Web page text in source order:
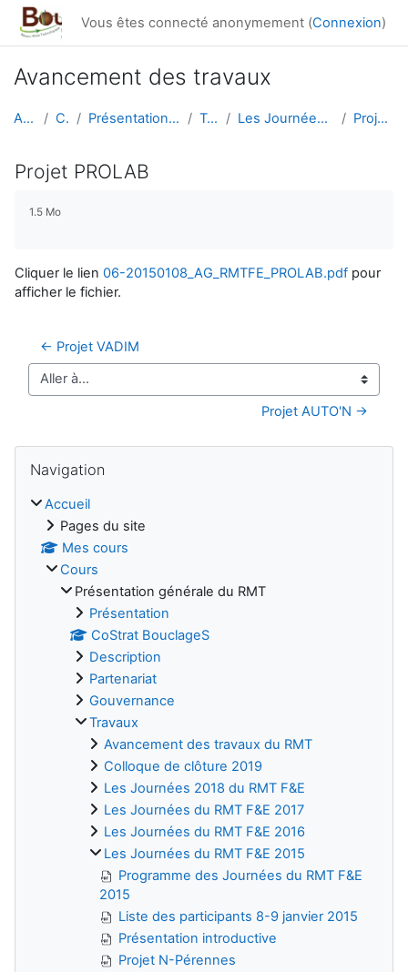
Passer au contenu principal
Vous êtes connecté anonymement (Connexion)
Avancement des travaux
Accueil Cours Présentation générale du RMT Travaux Les Journées du RMT F&E 2015 Projet PROLAB
Projet PROLAB
1.5 Mo
Cliquer le lien 06-20150108_AG_RMTFE_PROLAB.pdf pour
afficher le fichier.
← Projet VADIM
Aller à…
Projet AUTO'N →
Blocs
Navigation
Accueil
Pages du site
Mes cours
Cours
Présentation générale du RMT
Présentation
CoStrat BouclageS
Description
Partenariat
Gouvernance
Travaux
Avancement des travaux du RMT
Colloque de clôture 2019
Les Journées 2018 du RMT F&E
Les Journées du RMT F&E 2017
Les Journées du RMT F&E 2016
Les Journées du RMT F&E 2015
Programme des Journées du RMT F&E
2015
Liste des participants 8-9 janvier 2015
Présentation introductive
Projet N-Pérennes